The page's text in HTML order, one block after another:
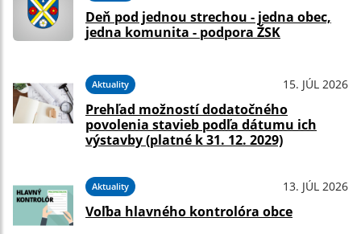
Deň pod jednou strechou - jedna obec,
jedna komunita - podpora ŽSK
Aktuality 15. JÚL 2026
Prehľad možností dodatočného
povolenia stavieb podľa dátumu ich
výstavby (platné k 31. 12. 2029)
Aktuality 13. JÚL 2026
Voľba hlavného kontrolóra obce